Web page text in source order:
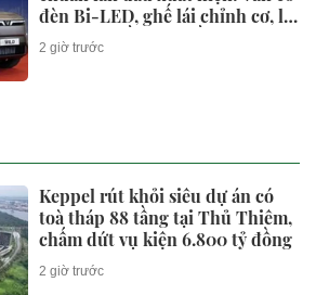
đèn Bi-LED, ghế lái chỉnh cơ, lộ
thông tin về hệ truyền động
EREV
2 giờ trước
Keppel rút khỏi siêu dự án có
toà tháp 88 tầng tại Thủ Thiêm,
chấm dứt vụ kiện 6.800 tỷ đồng
2 giờ trước